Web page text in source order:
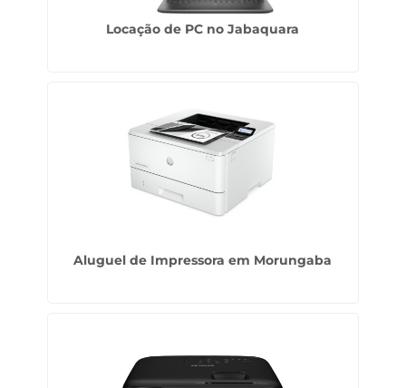
Locação de PC no Jabaquara
Aluguel de Impressora em Morungaba